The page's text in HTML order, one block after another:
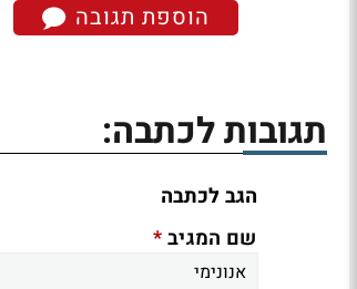
הוספת תגובה
תגובות לכתבה:
הגב לכתבה
שם המגיב*